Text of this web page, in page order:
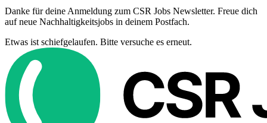
Danke für deine Anmeldung zum CSR Jobs Newsletter. Freue dich
auf neue Nachhaltigkeitsjobs in deinem Postfach.
Etwas ist schiefgelaufen. Bitte versuche es erneut.